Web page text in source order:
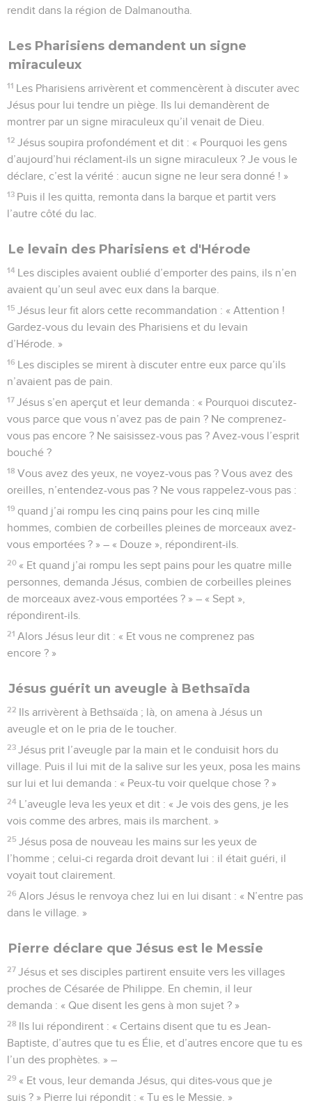
rendit dans la région de Dalmanoutha.
Les Pharisiens demandent un signe
miraculeux
11 Les Pharisiens arrivèrent et commencèrent à discuter avec
Jésus pour lui tendre un piège. Ils lui demandèrent de
montrer par un signe miraculeux qu’il venait de Dieu.
12 Jésus soupira profondément et dit : « Pourquoi les gens
d’aujourd’hui réclament-ils un signe miraculeux ? Je vous le
déclare, c’est la vérité : aucun signe ne leur sera donné ! »
13 Puis il les quitta, remonta dans la barque et partit vers
l’autre côté du lac.
Le levain des Pharisiens et d'Hérode
14 Les disciples avaient oublié d’emporter des pains, ils n’en
avaient qu’un seul avec eux dans la barque.
15 Jésus leur fit alors cette recommandation : « Attention !
Gardez-vous du levain des Pharisiens et du levain
d’Hérode. »
16 Les disciples se mirent à discuter entre eux parce qu’ils
n’avaient pas de pain.
17 Jésus s’en aperçut et leur demanda : « Pourquoi discutez-
vous parce que vous n’avez pas de pain ? Ne comprenez-
vous pas encore ? Ne saisissez-vous pas ? Avez-vous l’esprit
bouché ?
18 Vous avez des yeux, ne voyez-vous pas ? Vous avez des
oreilles, n’entendez-vous pas ? Ne vous rappelez-vous pas :
19 quand j’ai rompu les cinq pains pour les cinq mille
hommes, combien de corbeilles pleines de morceaux avez-
vous emportées ? » – « Douze », répondirent-ils.
20 « Et quand j’ai rompu les sept pains pour les quatre mille
personnes, demanda Jésus, combien de corbeilles pleines
de morceaux avez-vous emportées ? » – « Sept »,
répondirent-ils.
21 Alors Jésus leur dit : « Et vous ne comprenez pas
encore ? »
Jésus guérit un aveugle à Bethsaïda
22 Ils arrivèrent à Bethsaïda ; là, on amena à Jésus un
aveugle et on le pria de le toucher.
23 Jésus prit l’aveugle par la main et le conduisit hors du
village. Puis il lui mit de la salive sur les yeux, posa les mains
sur lui et lui demanda : « Peux-tu voir quelque chose ? »
24 L’aveugle leva les yeux et dit : « Je vois des gens, je les
vois comme des arbres, mais ils marchent. »
25 Jésus posa de nouveau les mains sur les yeux de
l’homme ; celui-ci regarda droit devant lui : il était guéri, il
voyait tout clairement.
26 Alors Jésus le renvoya chez lui en lui disant : « N’entre pas
dans le village. »
Pierre déclare que Jésus est le Messie
27 Jésus et ses disciples partirent ensuite vers les villages
proches de Césarée de Philippe. En chemin, il leur
demanda : « Que disent les gens à mon sujet ? »
28 Ils lui répondirent : « Certains disent que tu es Jean-
Baptiste, d’autres que tu es Élie, et d’autres encore que tu es
l’un des prophètes. » –
29 « Et vous, leur demanda Jésus, qui dites-vous que je
suis ? » Pierre lui répondit : « Tu es le Messie. »